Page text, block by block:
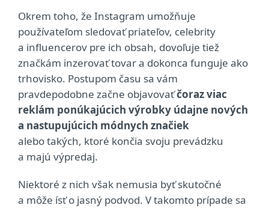
Okrem toho, že Instagram umožňuje
používateľom sledovať priateľov, celebrity
a influencerov pre ich obsah, dovoľuje tiež
značkám inzerovať tovar a dokonca funguje ako
trhovisko. Postupom času sa vám
pravdepodobne začne objavovaťčoraz viac
reklám ponúkajúcich výrobky údajne nových
a nastupujúcich módnych značiek
alebo takých, ktoré končia svoju prevádzku
a majú výpredaj.
Niektoré z nich však nemusia byť skutočné
a môže ísť o jasný podvod. V takomto prípade sa